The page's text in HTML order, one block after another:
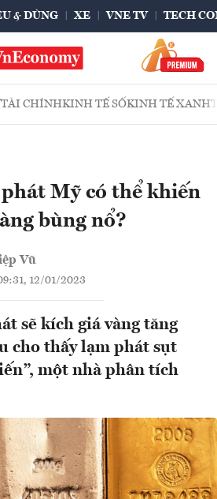
& DÙNG XE VNE TV TECH
TÀI CHÍNHKINH TẾ SỐKINH TẾ XANH
Mỹ có thể khiến
bùng nổ?
Vũ
12/01/2023
sẽ kích giá vàng tăng
cho thấy lạm phát sụt
một nhà phân tích